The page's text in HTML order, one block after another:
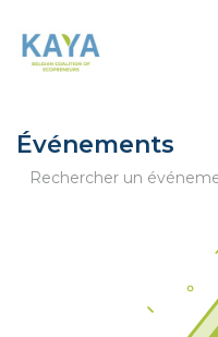
Événements